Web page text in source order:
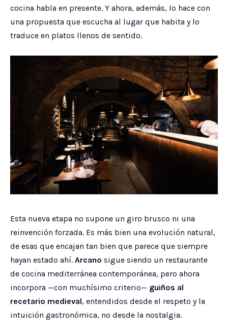
cocina habla en presente. Y ahora, además, lo hace con
una propuesta que escucha al lugar que habita y lo
traduce en platos llenos de sentido.
Esta nueva etapa no supone un giro brusco ni una
reinvención forzada. Es más bien una evolución natural,
de esas que encajan tan bien que parece que siempre
hayan estado ahí. Arcano sigue siendo un restaurante
de cocina mediterránea contemporánea, pero ahora
incorpora —con muchísimo criterio— guiños al
recetario medieval, entendidos desde el respeto y la
intuición gastronómica, no desde la nostalgia.